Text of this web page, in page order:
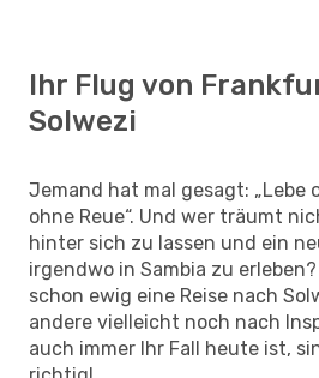
Ihr Flug von
Solwezi
Jemand hat mal gesagt: „Lebe
ohne Reue“. Und wer träumt
hinter sich zu lassen und ein
irgendwo in Sambia zu
schon ewig eine Reise nach
andere vielleicht noch nach
auch immer Ihr Fall heute ist,